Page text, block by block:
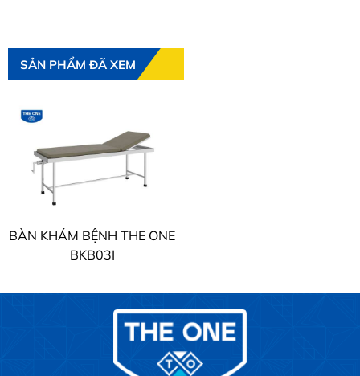
SẢN PHẨM ĐÃ XEM
BÀN KHÁM BỆNH THE ONE
BKB03I